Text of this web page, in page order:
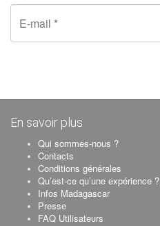
En savoir plus
Qui sommes-nous ?
Contacts
Conditions générales
Qu’est-ce qu’une expérience ?
Infos Madagascar
Presse
FAQ Utilisateurs